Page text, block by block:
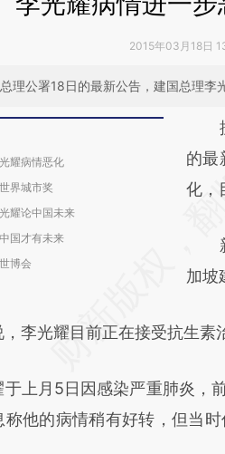
2015年03月18日
理公署18日的最新公告，建国总理李
耀病情恶化
界城市奖
耀论中国未来
国才有未来
博会
请
成
新观
据
的最
化，
新
加坡
光耀目前正在接受抗生素
月5日因感染严重肺炎，
称他的病情稍有好转，但当